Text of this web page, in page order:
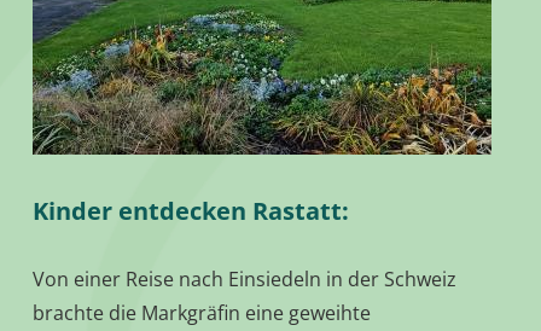
Kinder entdecken Rastatt:
Von einer Reise nach Einsiedeln in der Schweiz
brachte die Markgräfin eine geweihte